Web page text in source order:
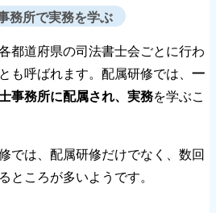
務所で実務を学ぶ
都道府県の司法書士会ごとに行わ
も呼ばれます。配属研修では、 一
事務所に配属され、実務を学ぶこ
では、配属研修だけでなく、数回
ところが多いようです。